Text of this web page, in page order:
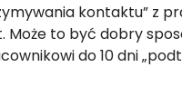
kontaktu” z
Może to być dobry
do 10 dni